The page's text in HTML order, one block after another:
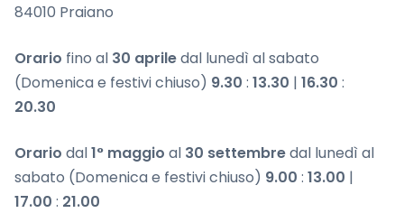
84010 Praiano
Orario fino al 30 apriledal lunedì al sabato
(Domenica e festivi chiuso) 9.30 : 13.30 | 16.30 :
20.30
Orario dal1° maggio al 30 settembredal lunedì al
sabato (Domenica e festivi chiuso) 9.00 : 13.00 |
17.00 : 21.00